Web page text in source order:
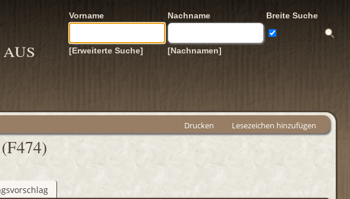
Vorname Nachname Breite Suche
[Erweiterte Suche] [Nachnamen]
Drucken Lesezeichen hinzufügen